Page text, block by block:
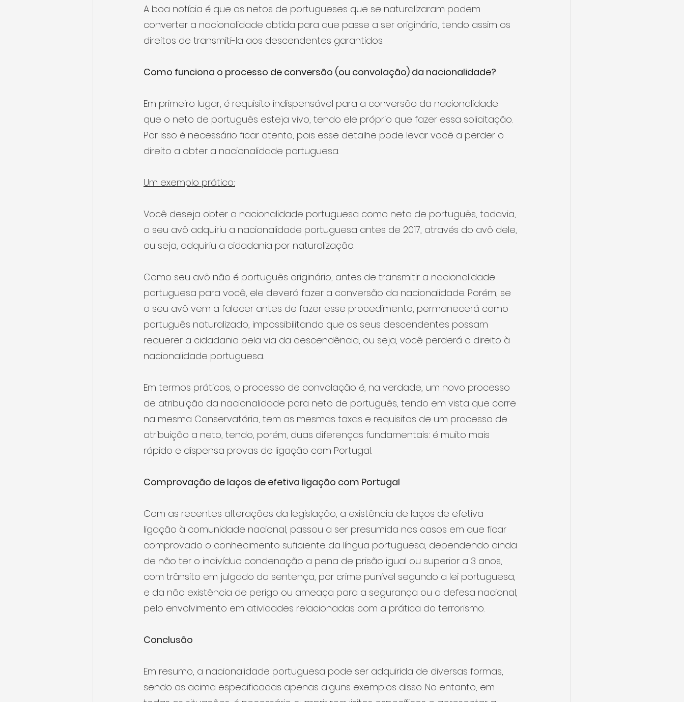
A boa notícia é que os netos de portugueses que se naturalizaram podem
converter a nacionalidade obtida para que passe a ser originária, tendo assim os
direitos de transmiti-la aos descendentes garantidos.
Como funciona o processo de conversão (ou convolação) da nacionalidade?
Em primeiro lugar, é requisito indispensável para a conversão da nacionalidade
que o neto de português esteja vivo, tendo ele próprio que fazer essa solicitação.
Por isso é necessário ficar atento, pois esse detalhe pode levar você a perder o
direito a obter a nacionalidade portuguesa.
Um exemplo prático:
Você deseja obter a nacionalidade portuguesa como neta de português, todavia,
o seu avô adquiriu a nacionalidade portuguesa antes de 2017, através do avô dele,
ou seja, adquiriu a cidadania por naturalização.
Como seu avô não é português originário, antes de transmitir a nacionalidade
portuguesa para você, ele deverá fazer a conversão da nacionalidade. Porém, se
o seu avô vem a falecer antes de fazer esse procedimento, permanecerá como
português naturalizado, impossibilitando que os seus descendentes possam
requerer a cidadania pela via da descendência, ou seja, você perderá o direito à
nacionalidade portuguesa.
Em termos práticos, o processo de convolação é, na verdade, um novo processo
de atribuição da nacionalidade para neto de português, tendo em vista que corre
na mesma Conservatória, tem as mesmas taxas e requisitos de um processo de
atribuição a neto, tendo, porém, duas diferenças fundamentais: é muito mais
rápido e dispensa provas de ligação com Portugal.
Comprovação de laços de efetiva ligação com Portugal
Com as recentes alterações da legislação, a existência de laços de efetiva
ligação à comunidade nacional, passou a ser presumida nos casos em que ficar
comprovado o conhecimento suficiente da língua portuguesa, dependendo ainda
de não ter o indivíduo condenação a pena de prisão igual ou superior a 3 anos,
com trânsito em julgado da sentença, por crime punível segundo a lei portuguesa,
e da não existência de perigo ou ameaça para a segurança ou a defesa nacional,
pelo envolvimento em atividades relacionadas com a prática do terrorismo.
Conclusão
Em resumo, a nacionalidade portuguesa pode ser adquirida de diversas formas,
sendo as acima especificadas apenas alguns exemplos disso. No entanto, em